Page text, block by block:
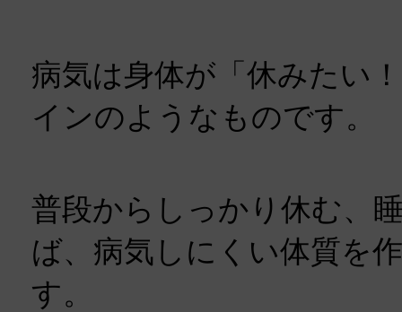
病気は身体が「休みたい
インのようなものです。
普段からしっかり休む、
ば、病気しにくい体質を
す。